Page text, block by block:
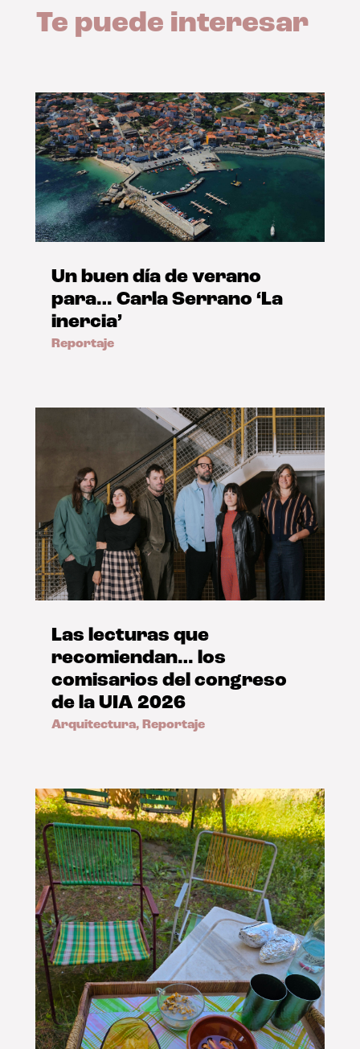
Te puede interesar
Un buen día de verano
para… Carla Serrano ‘La
inercia’
Reportaje
Las lecturas que
recomiendan… los
comisarios del congreso
de la UIA 2026
Arquitectura, Reportaje